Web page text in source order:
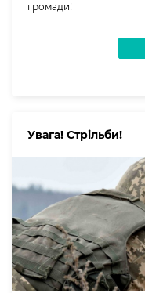
громади!
Увага! Стрільби!